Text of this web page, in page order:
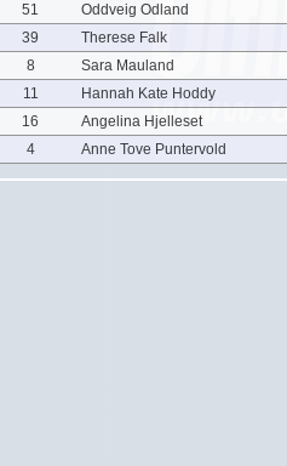
51 Oddveig Odland
39 Therese Falk
8 Sara Mauland
11 Hannah Kate Hoddy
16 Angelina Hjelleset
4 Anne Tove Puntervold